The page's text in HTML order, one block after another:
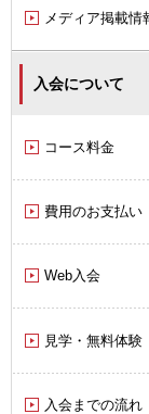
メディア掲載情
入会について
コース料金
費用のお支払い
Web入会
見学・無料体験
入会までの流れ